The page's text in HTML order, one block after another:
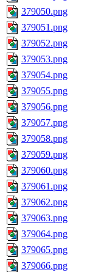
379050.png
379051.png
379052.png
379053.png
379054.png
379055.png
379056.png
379057.png
379058.png
379059.png
379060.png
379061.png
379062.png
379063.png
379064.png
379065.png
379066.png